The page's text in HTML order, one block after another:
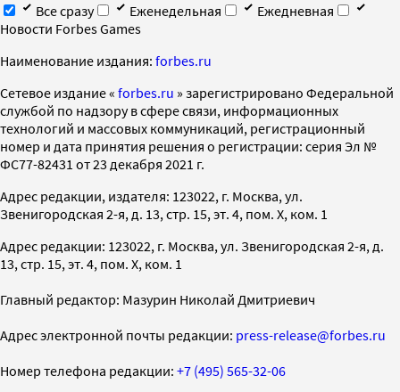
Все сразу
Еженедельная
Ежедневная
Новости Forbes Games
Наименование издания: forbes.ru
Cетевое издание « forbes.ru » зарегистрировано Федеральной
службой по надзору в сфере связи, информационных
технологий и массовых коммуникаций, регистрационный
номер и дата принятия решения о регистрации: серия Эл №
ФС77-82431 от 23 декабря 2021 г.
Адрес редакции, издателя: 123022, г. Москва, ул.
Звенигородская 2-я, д. 13, стр. 15, эт. 4, пом. X, ком. 1
Адрес редакции: 123022, г. Москва, ул. Звенигородская 2-я, д.
13, стр. 15, эт. 4, пом. X, ком. 1
Главный редактор: Мазурин Николай Дмитриевич
Адрес электронной почты редакции: press-release@forbes.ru
Номер телефона редакции: +7 (495) 565-32-06